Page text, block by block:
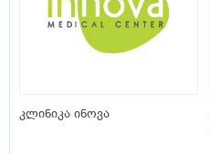
კლინიკა ინოვა